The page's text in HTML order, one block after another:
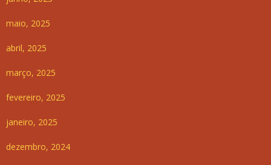
maio, 2025
abril, 2025
março, 2025
fevereiro, 2025
janeiro, 2025
dezembro, 2024